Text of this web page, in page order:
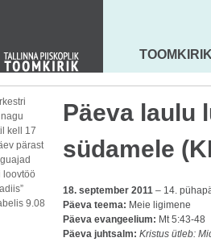
TALLINN
MAARJA KIRIK
TOOMKIRIK
kell 17
pärast
loovtöö
9.08
Päeva laulu
südamele
18. september 2011 – 14.
Päeva teema: Meie ligimene
Päeva evangeelium: Mt 5:43-48
Päeva juhtsalm: Kristus ütleb: